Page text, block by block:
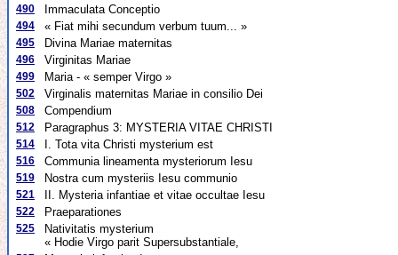
490 Immaculata Conceptio
494 « Fiat mihi secundum verbum tuum... »
495 Divina Mariae maternitas
496 Virginitas Mariae
499 Maria - « semper Virgo »
502 Virginalis maternitas Mariae in consilio Dei
508 Compendium
512 Paragraphus 3: MYSTERIA VITAE CHRISTI
514 I. Tota vita Christi mysterium est
516 Communia lineamenta mysteriorum Iesu
519 Nostra cum mysteriis Iesu communio
521 II. Mysteria infantiae et vitae occultae Iesu
522 Praeparationes
525
Nativitatis mysterium
« Hodie Virgo parit Supersubstantiale,